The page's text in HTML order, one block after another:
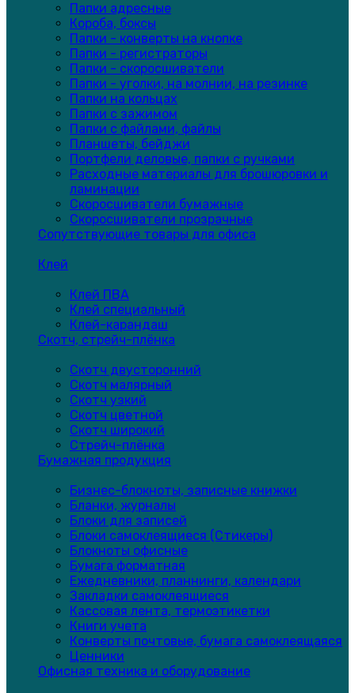
Папки адресные
Короба, боксы
Папки - конверты на кнопке
Папки - регистраторы
Папки - скоросшиватели
Папки - уголки, на молнии, на резинке
Папки на кольцах
Папки с зажимом
Папки с файлами, файлы
Планшеты, бейджи
Портфели деловые, папки с ручками
Расходные материалы для брошюровки и
ламинации
Скоросшиватели бумажные
Скоросшиватели прозрачные
Сопутствующие товары для офиса
Клей
Клей ПВА
Клей специальный
Клей-карандаш
Скотч, стрейч-плёнка
Скотч двусторонний
Скотч малярный
Скотч узкий
Скотч цветной
Скотч широкий
Стрейч-плёнка
Бумажная продукция
Бизнес-блокноты, записные книжки
Бланки, журналы
Блоки для записей
Блоки самоклеящиеся (Стикеры)
Блокноты офисные
Бумага форматная
Ежедневники, планнинги, календари
Закладки самоклеящиеся
Кассовая лента, термоэтикетки
Книги учета
Конверты почтовые, бумага самоклеящаяся
Ценники
Офисная техника и оборудование